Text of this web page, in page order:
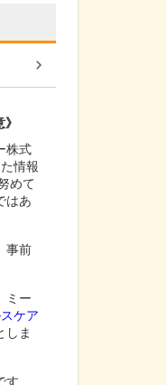
株式
情報
めて
はあ
事前
ミー
ケア
しま
す